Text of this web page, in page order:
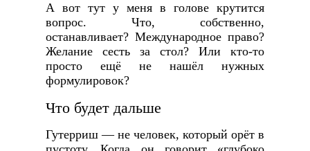
А вот тут у меня в голове крутится
вопрос. Что, собственно,
останавливает? Международное право?
Желание сесть за стол? Или кто-то
просто ещё не нашёл нужных
формулировок?
Что будет дальше
Гутерриш — не человек, который орёт в